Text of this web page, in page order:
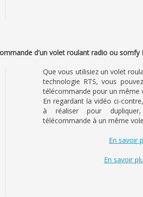
d'un volet roulant radio ou somfy
Que vous utilisiez un volet
technologie RTS, vous
télécommande pour un même
En regardant la vidéo ci-
à réaliser pour
télécommande à un même
En savoir
En savoir